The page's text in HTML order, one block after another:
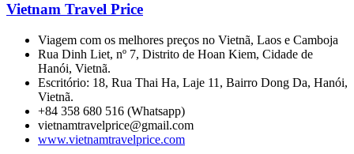
Vietnam Travel Price
Viagem com os melhores preços no Vietnã, Laos e Camboja
Rua Dinh Liet, nº 7, Distrito de Hoan Kiem, Cidade de
Hanói, Vietnã.
Escritório: 18, Rua Thai Ha, Laje 11, Bairro Dong Da, Hanói,
Vietnã.
+84 358 680 516 (Whatsapp)
vietnamtravelprice@gmail.com
www.vietnamtravelprice.com